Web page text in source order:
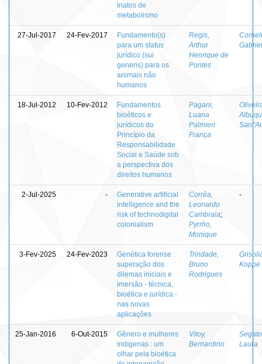
inatos de
metabolismo
27-Jul-2017 24-Fev-2017
Fundamento(s)
para um status
jurídico (sui
generis) para os
animais não
humanos
Regis,
Arthur
Henrique de
Pontes
18-Jul-2012 10-Fev-2012
Fundamentos
bioéticos e
jurídicos do
Princípio da
Responsabilidade
Social e Saúde sob
a perspectiva dos
direitos humanos
Pagani,
Luana
Palmieri
França
2-Jul-2025 -
Generative artificial
intelligence and the
risk of technodigital
colonialism
Corrêa,
Leonardo
Cambraia;
Pyrrho,
Monique
-
3-Fev-2025 24-Fev-2023
Genética forense :
superação dos
dilemas iniciais e
imersão - técnica,
bioética e jurídica -
nas novas
aplicações
Trindade,
Bruno
Rodrigues
Koppe
25-Jan-2016 6-Out-2015
Gênero e mulheres
indígenas : um
olhar pela bioética
Vitoy,
Bernardino
Laura